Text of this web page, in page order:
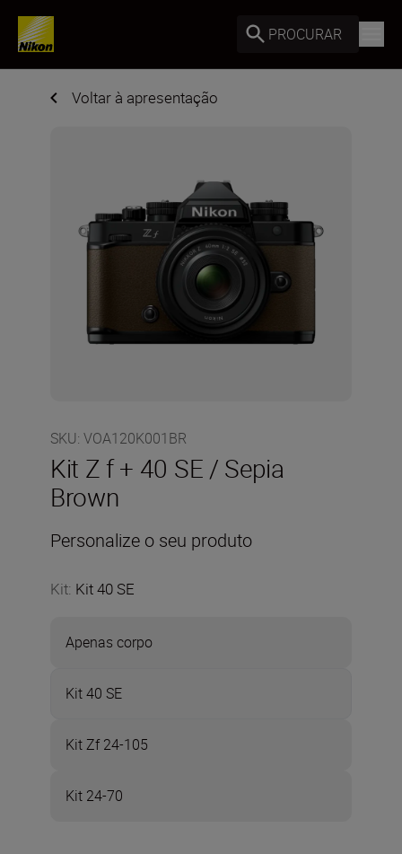
PROCURAR
Voltar à apresentação
SKU: VOA120K001BR
Kit Z f + 40 SE / Sepia
Brown
Personalize o seu produto
Kit: Kit 40 SE
Apenas corpo
Kit 40 SE
Kit Zf 24-105
Kit 24-70